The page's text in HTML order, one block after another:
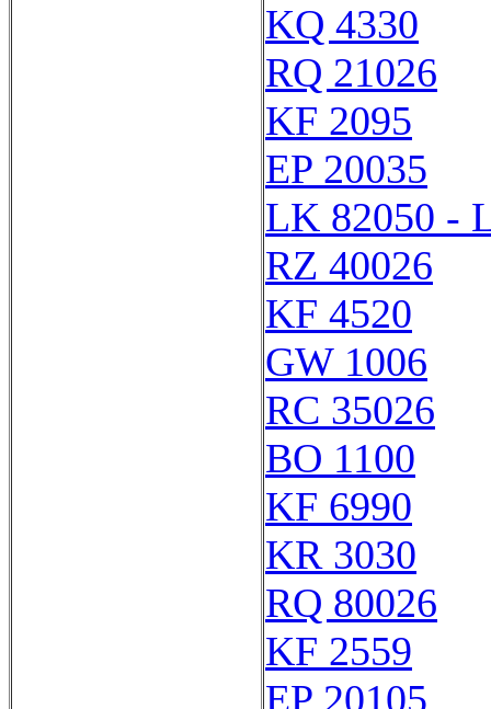
KQ 4330
RQ 21026
KF 2095
EP 20035
LK 82050 -
RZ 40026
KF 4520
GW 1006
RC 35026
BO 1100
KF 6990
KR 3030
RQ 80026
KF 2559
EP 20105